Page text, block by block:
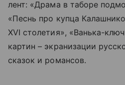
лент: «Драма в таборе
«Песнь про купца
XVI столетия», «Ванька-
картин – экранизации
сказок и романсов.